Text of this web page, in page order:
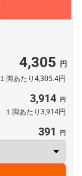
4,305
１脚あたり4,305.4円
3,914
１脚あたり3,914円
391